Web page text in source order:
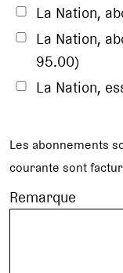
La Nation,
La Nation,
95.00)
La Nation,
Les abonnements
courante sont
Remarque